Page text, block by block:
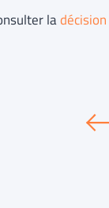
ladécision